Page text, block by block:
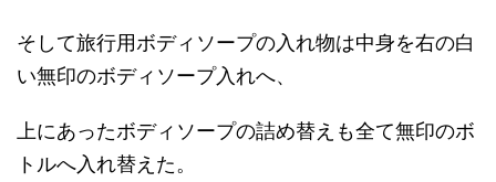
そして旅行用ボディソープの入れ物は中身を右の白
い無印のボディソープ入れへ、
上にあったボディソープの詰め替えも全て無印のボ
トルへ入れ替えた。